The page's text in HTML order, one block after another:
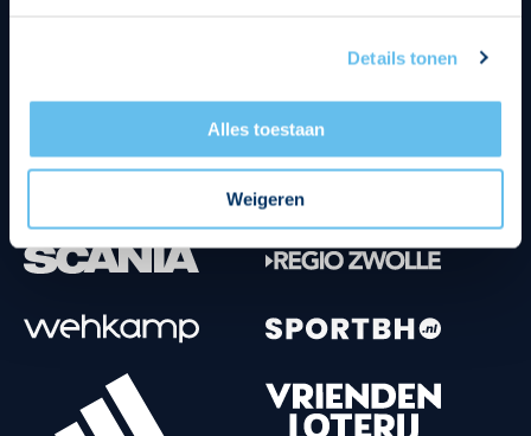
Details tonen
Alles toestaan
Weigeren